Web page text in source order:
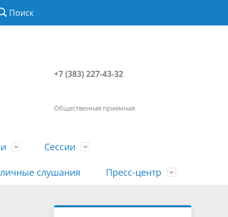
Поиск
+7 (383) 227-43-32
Общественная приемная
История
Сессии
Порядок посещения сессии
Сведения о доходах, расходах, об
слушания Пресс-центр
Наша "Прямая линия"